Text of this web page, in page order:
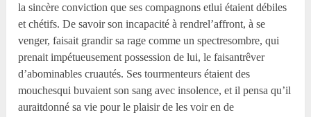
la sincère conviction que ses compagnons etlui étaient débiles
et chétifs. De savoir son incapacité à rendrel’affront, à se
venger, faisait grandir sa rage comme un spectresombre, qui
prenait impétueusement possession de lui, le faisantrêver
d’abominables cruautés. Ses tourmenteurs étaient des
mouchesqui buvaient son sang avec insolence, et il pensa qu’il
auraitdonné sa vie pour le plaisir de les voir en de